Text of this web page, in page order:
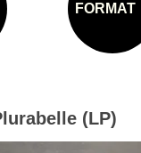
FORMAT
(LP)